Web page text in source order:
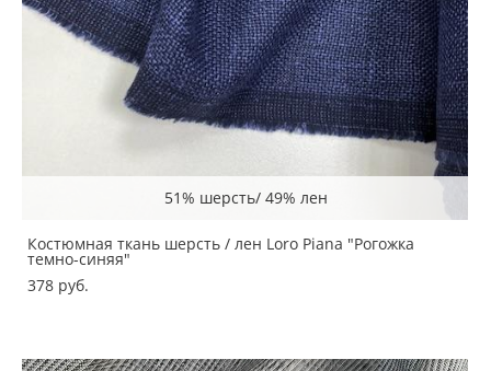
51% шерсть/ 49% лен
Костюмная ткань шерсть / лен Loro Piana "Рогожка
темно-синяя"
378 pуб.